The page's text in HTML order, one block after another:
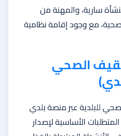
سارية، والمهنة من
مع وجود إقامة نظامية
الصحي
للبلدية عبر منصة بلدي
الأساسية لإصدار